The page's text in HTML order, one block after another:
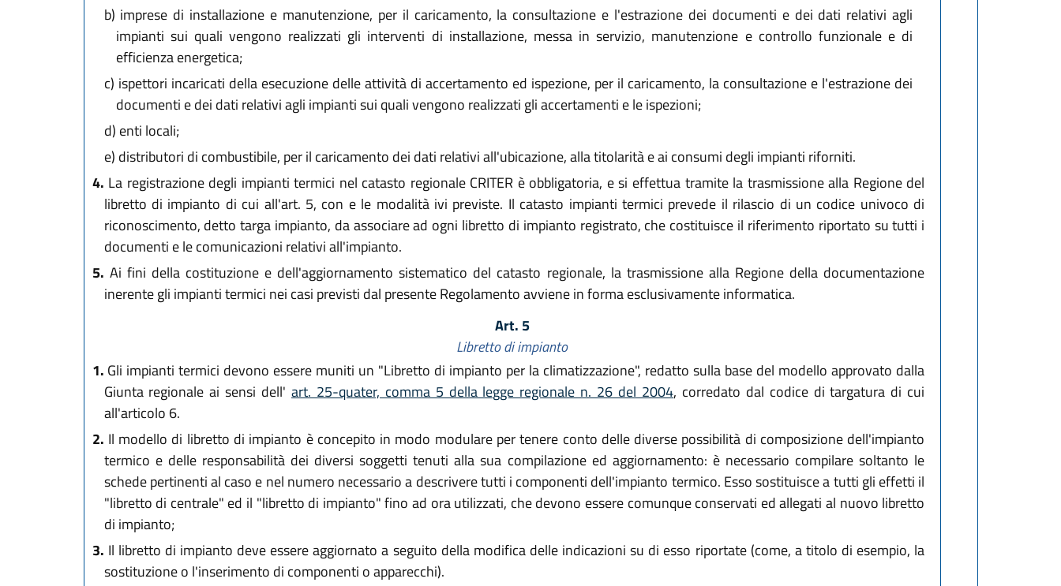
b) imprese di installazione e manutenzione, per il caricamento, la consultazione e l'estrazione dei documenti e dei dati relativi agli
impianti sui quali vengono realizzati gli interventi di installazione, messa in servizio, manutenzione e controllo funzionale e di
efficienza energetica;
c) ispettori incaricati della esecuzione delle attività di accertamento ed ispezione, per il caricamento, la consultazione e l'estrazione dei
documenti e dei dati relativi agli impianti sui quali vengono realizzati gli accertamenti e le ispezioni;
d) enti locali;
e) distributori di combustibile, per il caricamento dei dati relativi all'ubicazione, alla titolarità e ai consumi degli impianti riforniti.
4. La registrazione degli impianti termici nel catasto regionale CRITER è obbligatoria, e si effettua tramite la trasmissione alla Regione del
libretto di impianto di cui all'art. 5, con e le modalità ivi previste. Il catasto impianti termici prevede il rilascio di un codice univoco di
riconoscimento, detto targa impianto, da associare ad ogni libretto di impianto registrato, che costituisce il riferimento riportato su tutti i
documenti e le comunicazioni relativi all'impianto.
5. Ai fini della costituzione e dell'aggiornamento sistematico del catasto regionale, la trasmissione alla Regione della documentazione
inerente gli impianti termici nei casi previsti dal presente Regolamento avviene in forma esclusivamente informatica.
Art. 5
Libretto di impianto
1. Gli impianti termici devono essere muniti un "Libretto di impianto per la climatizzazione", redatto sulla base del modello approvato dalla
Giunta regionale ai sensi dell' art. 25-quater, comma 5 della legge regionale n. 26 del 2004, corredato dal codice di targatura di cui
all'articolo 6.
2. Il modello di libretto di impianto è concepito in modo modulare per tenere conto delle diverse possibilità di composizione dell'impianto
termico e delle responsabilità dei diversi soggetti tenuti alla sua compilazione ed aggiornamento: è necessario compilare soltanto le
schede pertinenti al caso e nel numero necessario a descrivere tutti i componenti dell'impianto termico. Esso sostituisce a tutti gli effetti il
"libretto di centrale" ed il "libretto di impianto" fino ad ora utilizzati, che devono essere comunque conservati ed allegati al nuovo libretto
di impianto;
3. Il libretto di impianto deve essere aggiornato a seguito della modifica delle indicazioni su di esso riportate (come, a titolo di esempio, la
sostituzione o l'inserimento di componenti o apparecchi).